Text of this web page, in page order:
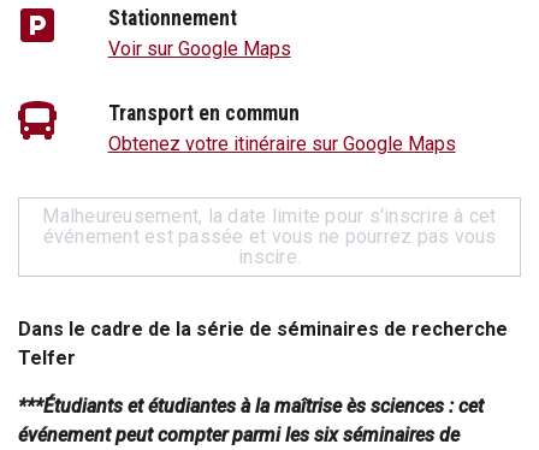
Stationnement
Voir sur Google Maps
Transport en commun
Obtenez votre itinéraire sur Google Maps
Malheureusement, la date limite pour s'inscrire à cet
événement est passée et vous ne pourrez pas vous
inscire.
Dans le cadre de la série de séminaires de recherche
Telfer
***Étudiants et étudiantes à la maîtrise ès sciences : cet
événement peut compter parmi les six séminaires de